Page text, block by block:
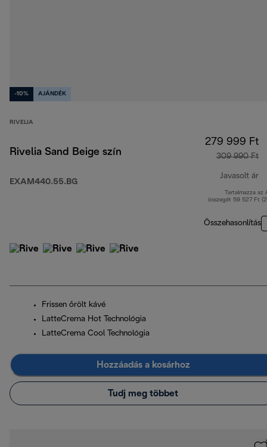
-10% AJÁNDÉK
RIVELIA
Rivelia Sand Beige szín
EXAM440.55.BG
279 999 Ft
309 990 Ft
Javasolt ár
Tartalmazza az
összegét 59 527 Ft
Összehasonlítás
Frissen őrölt kávé
LatteCrema Hot Technológia
LatteCrema Cool Technológia
Hozzáadás a kosárhoz
Tudj meg többet